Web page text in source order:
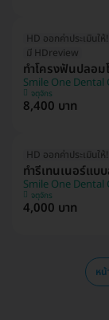
มี HDreview
ทำโครงฟันปลอ
Smile One Dental
จตุจักร
8,400 บาท
ทำรีเทนเนอร์แ
Smile One Dental
จตุจักร
4,000 บาท
ห